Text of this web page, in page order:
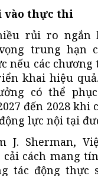
vào thực thi
rủi ro ngắn
trung hạn
nếu các chương
khai hiệu
có thể
đến 2028 khi
lực nội tại
J. Sherman,
cách mang
tác động thực